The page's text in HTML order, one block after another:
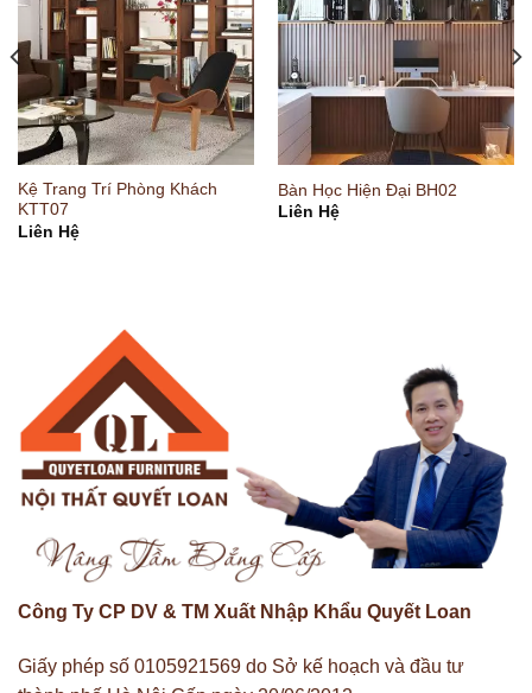
Kệ Trang Trí Phòng Khách
KTT07
Liên Hệ
Bàn Học Hiện Đại BH02
Liên Hệ
Công Ty CP DV & TM Xuất Nhập Khẩu Quyết Loan
Giấy phép số 0105921569 do Sở kế hoạch và đầu tư